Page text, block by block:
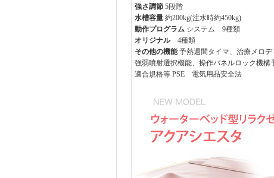
強さ調節 5段階
水槽容量 約200kg(注水時約450kg)
動作プログラム システム 9種類
オリジナル4種類
その他の機能予熱週間タイマ、治療メロ
強弱噴射選択機能、操作パネルロック機構
適合規格等 PSE 電気用品安全法